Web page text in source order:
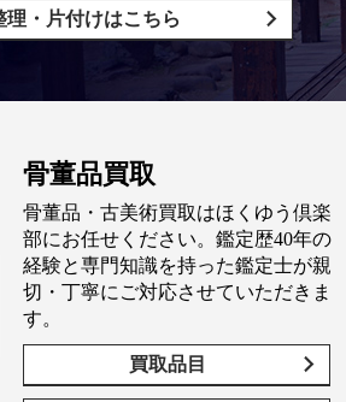
理・片付けはこちら
骨董品買取
骨董品・古美術買取はほくゆう倶楽
部にお任せください。鑑定歴40年の
経験と専門知識を持った鑑定士が親
切・丁寧にご対応させていただきま
す。
買取品目